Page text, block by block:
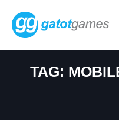
content
TAG: